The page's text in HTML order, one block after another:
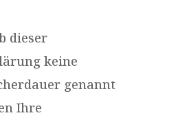
dieser
keine
genannt
Ihre